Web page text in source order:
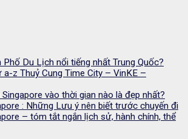
Phố Du Lịch nổi tiếng nhất Trung Quốc?
z Thuỷ Cung Time City – VinKE –
vào thời gian nào là đẹp nhất?
: Những Lưu ý nên biết trước chuyến đi
– tóm tắt ngắn lịch sử, hành chính, thể